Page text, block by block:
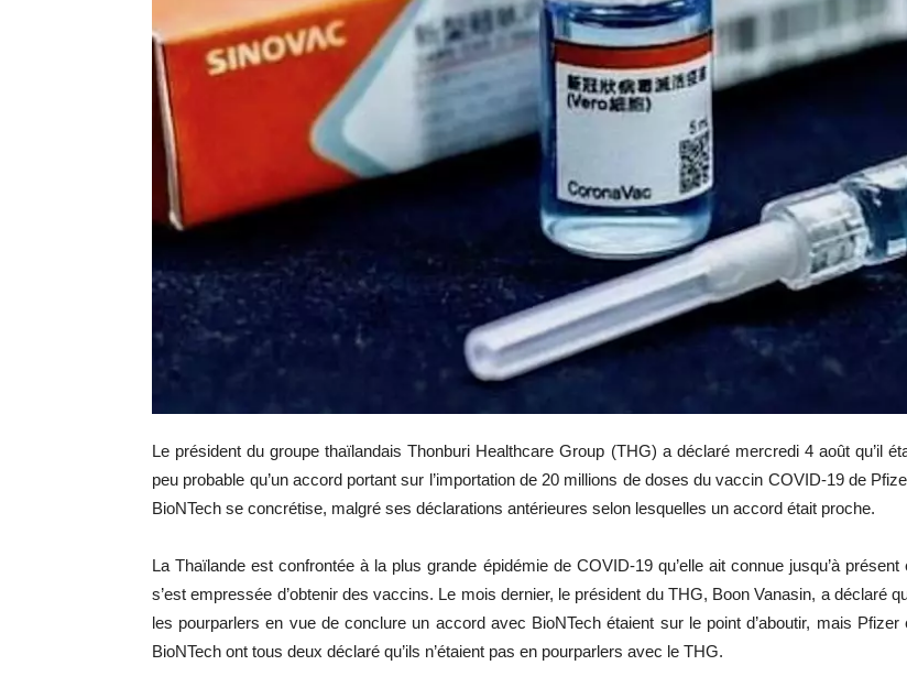
Le président du groupe thaïlandais Thonburi Healthcare Group (THG) a déclaré mercredi 4 août qu’il
peu probable qu’un accord portant sur l’importation de 20 millions de doses du vaccin COVID-19 de
BioNTech se concrétise, malgré ses déclarations antérieures selon lesquelles un accord était proche.
La Thaïlande est confrontée à la plus grande épidémie de COVID-19 qu’elle ait connue jusqu’à présent
s’est empressée d’obtenir des vaccins. Le mois dernier, le président du THG, Boon Vanasin, a déclaré
les pourparlers en vue de conclure un accord avec BioNTech étaient sur le point d’aboutir, mais Pfizer
BioNTech ont tous deux déclaré qu’ils n’étaient pas en pourparlers avec le THG.